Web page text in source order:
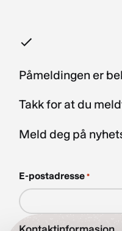
Påmeldingen er
Takk for at du
Meld deg på
E-postadresse *